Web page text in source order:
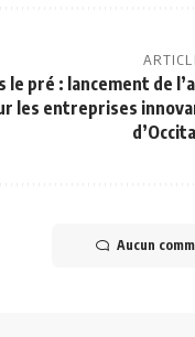
pré : lancement de
les entreprises
Aucun